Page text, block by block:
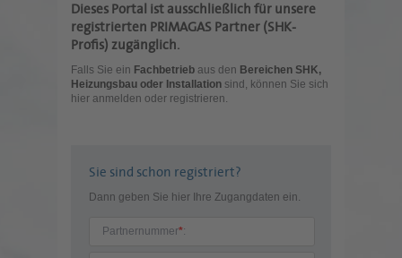
Dieses Portal ist ausschließlich für unsere
registrierten PRIMAGAS Partner (SHK-
Profis) zugänglich.
Falls Sie ein Fachbetrieb aus den Bereichen SHK,
Heizungsbau oder Installation sind, können Sie sich
hier anmelden oder registrieren.
Sie sind schon registriert?
Dann geben Sie hier Ihre Zugangdaten ein.
Partnernummer*: